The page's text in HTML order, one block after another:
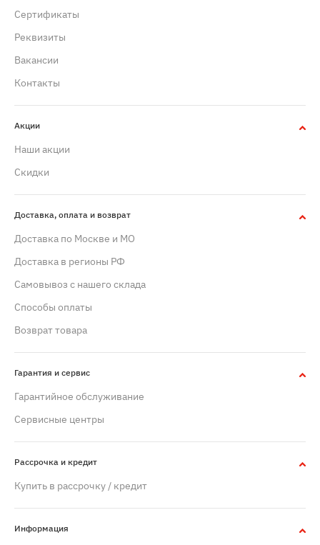
Сертификаты
Реквизиты
Вакансии
Контакты
Акции
Наши акции
Скидки
Доставка, оплата и возврат
Доставка по Москве и МО
Доставка в регионы РФ
Самовывоз с нашего склада
Способы оплаты
Возврат товара
Гарантия и сервис
Гарантийное обслуживание
Сервисные центры
Рассрочка и кредит
Купить в рассрочку / кредит
Информация